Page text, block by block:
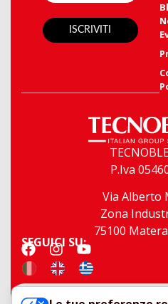
P.Iva
Via Alberto
Zona
75100
SEGUICI SU:
Copyright © 2026 Tecnoblend